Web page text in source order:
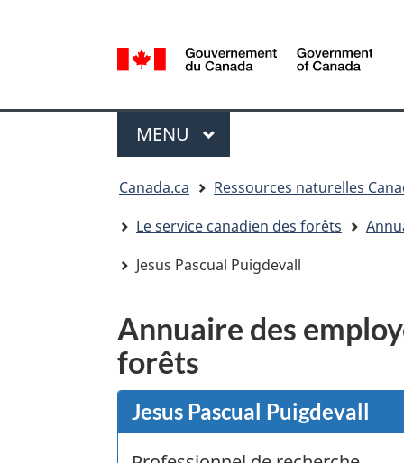
de
la
Government
MENU PRINCIPAL
Canada.ca
Ressources naturelles
Le service canadien des forêts
Jesus Pascual Puigdevall
Annuaire des
forêts
Jesus Pascual Puigdevall